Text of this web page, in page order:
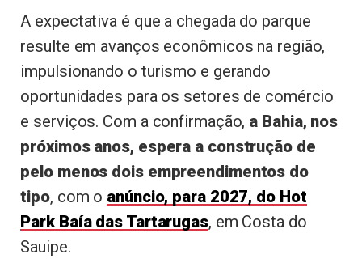
A expectativa é que a chegada do parque
resulte em avanços econômicos na região,
impulsionando o turismo e gerando
oportunidades para os setores de comércio
e serviços. Com a confirmação, a Bahia, nos
próximos anos, espera a construção de
pelo menos dois empreendimentos do
tipo, com o anúncio, para 2027, do Hot
Park Baía das Tartarugas, em Costa do
Sauipe.